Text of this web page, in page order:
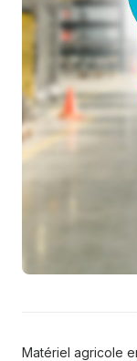
Matériel agricole